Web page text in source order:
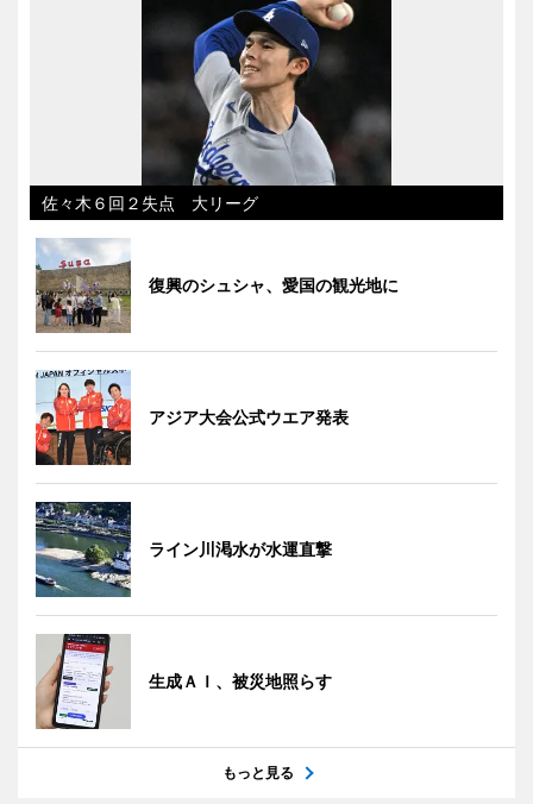
佐々木６回２失点 大リーグ
復興のシュシャ、愛国の観光地に
アジア大会公式ウエア発表
ライン川渇水が水運直撃
生成ＡＩ、被災地照らす
もっと見る